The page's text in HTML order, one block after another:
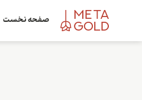
صفحه نخست